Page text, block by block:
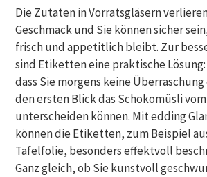
Die Zutaten in Vorratsgläsern
Geschmack und Sie können sicher
frisch und appetitlich bleibt. Zur
sind Etiketten eine praktische
dass Sie morgens keine
den ersten Blick das Schokomüsli
unterscheiden können. Mit edding
können die Etiketten, zum Beispiel
Tafelfolie, besonders effektvoll
Ganz gleich, ob Sie kunstvoll